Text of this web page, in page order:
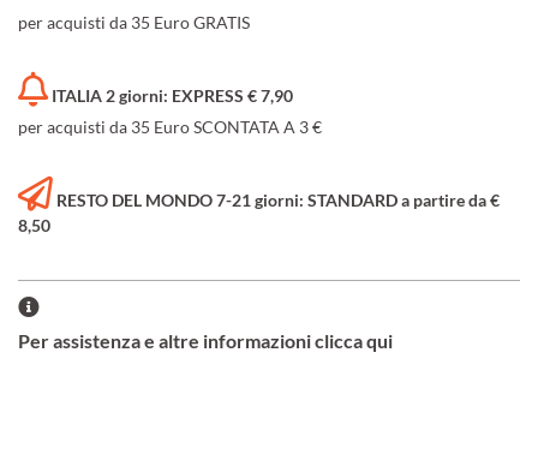
per acquisti da 35 Euro GRATIS
ITALIA 2 giorni: EXPRESS € 7,90
per acquisti da 35 Euro SCONTATA A 3 €
RESTO DEL MONDO 7-21 giorni: STANDARD a partire da €
8,50
Per assistenza e altre informazioni clicca qui